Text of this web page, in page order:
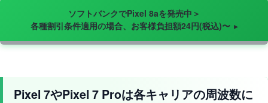
ソフトバンクでPixel 8aを発売中＞
各種割引条件適用の場合、お客様負担額24円(税込)〜
Pixel 7やPixel 7 Proは各キャリアの周波数に